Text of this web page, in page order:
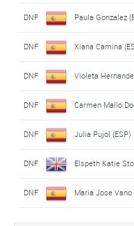
DNF Paula Gonzalez
DNF Xiana Camina
DNF Violeta
DNF Carmen Mallo
DNF Julia Pujol (ESP)
DNF Elspeth Katie
DNF Maria Jose Vano